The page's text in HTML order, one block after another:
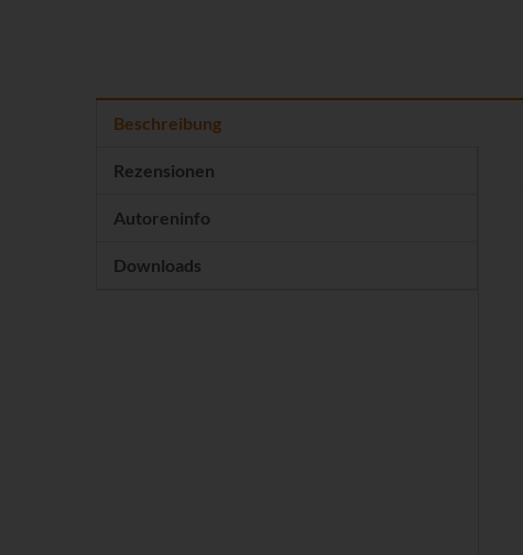
Beschreibung
Rezensionen
Autoreninfo
Downloads